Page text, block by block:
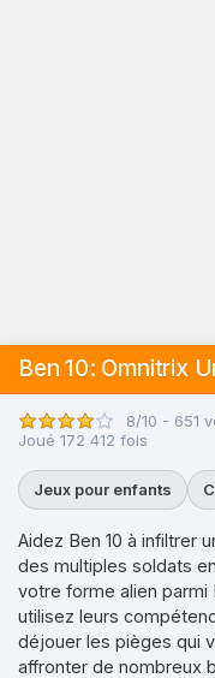
Ben 10: Omnitrix
8/10 - 651
Joué 172 412 fois
Jeux pour enfants
Aidez Ben 10 à infiltrer
des multiples soldats
votre forme alien parmi
utilisez leurs
déjouer les pièges qui
affronter de nombreux